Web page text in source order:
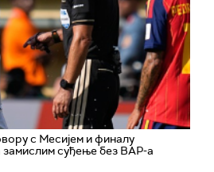
с Месијем и финалу
замислим суђење без ВАР-а